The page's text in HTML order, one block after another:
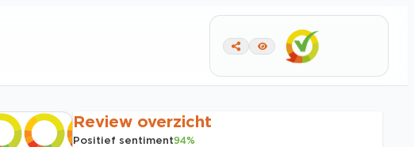
Review overzicht
Positief sentiment94%